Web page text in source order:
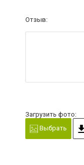
Отзыв:
Загрузить фото:
Выбрать